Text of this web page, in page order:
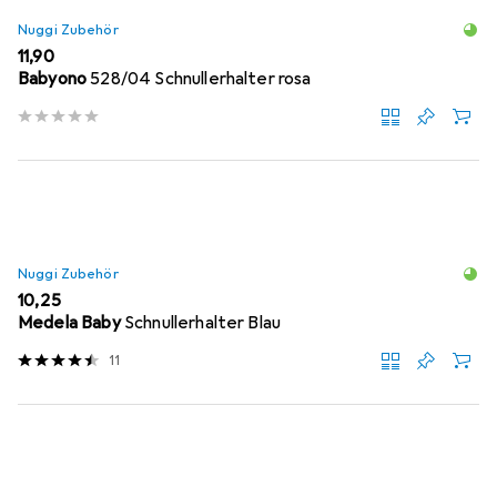
Nuggi Zubehör
EUR
11,90
Babyono528/04 Schnullerhalter rosa
Nuggi Zubehör
EUR
10,25
Medela Baby Schnullerhalter Blau
11